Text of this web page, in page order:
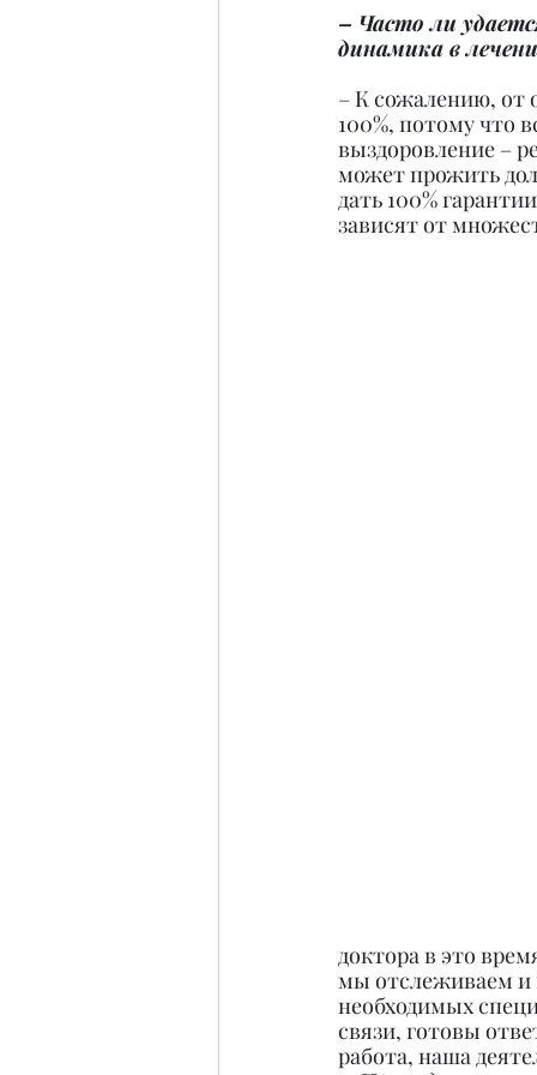
– Часто ли
динамика в
– К сожалению, от
100%, потому что
выздоровление –
может прожить
дать 100%
зависят от
доктора в это
мы отслеживаем и
необходимых
связи, готовы
работа, наша